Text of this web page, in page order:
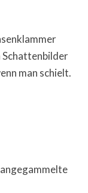
man schielt.